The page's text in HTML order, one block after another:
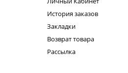
История заказов
Закладки
Возврат товара
Рассылка